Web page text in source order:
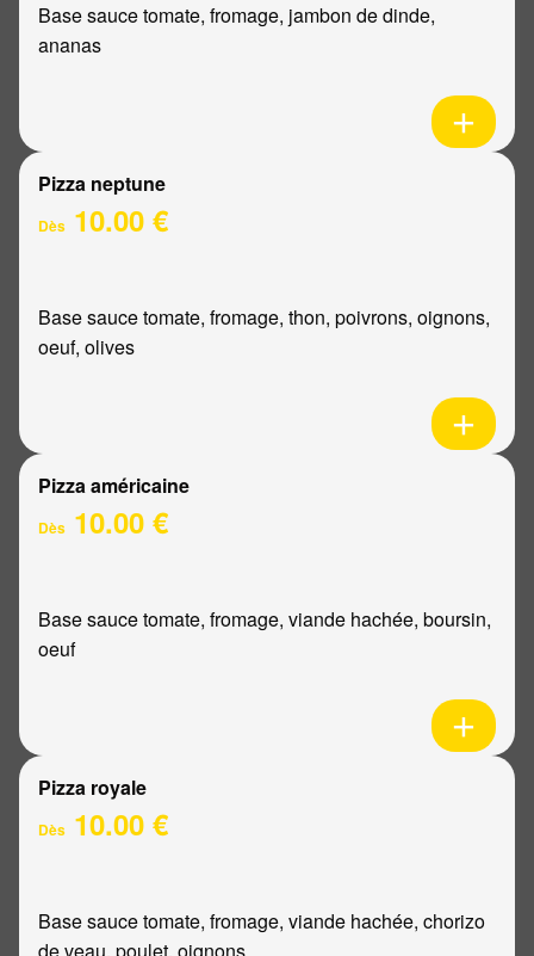
Base sauce tomate, fromage, jambon de dinde,
ananas
Pizza neptune
Dès 10.00 €
Base sauce tomate, fromage, thon, poivrons, oignons,
oeuf, olives
Pizza américaine
Dès 10.00 €
Base sauce tomate, fromage, viande hachée, boursin,
oeuf
Pizza royale
Dès 10.00 €
Base sauce tomate, fromage, viande hachée, chorizo
de veau, poulet, oignons